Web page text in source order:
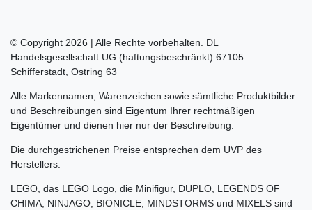
© Copyright 2026 | Alle Rechte vorbehalten. DL
Handelsgesellschaft UG (haftungsbeschränkt) 67105
Schifferstadt, Ostring 63
Alle Markennamen, Warenzeichen sowie sämtliche Produktbilder
und Beschreibungen sind Eigentum Ihrer rechtmäßigen
Eigentümer und dienen hier nur der Beschreibung.
Die durchgestrichenen Preise entsprechen dem UVP des
Herstellers.
LEGO, das LEGO Logo, die Minifigur, DUPLO, LEGENDS OF
CHIMA, NINJAGO, BIONICLE, MINDSTORMS und MIXELS sind